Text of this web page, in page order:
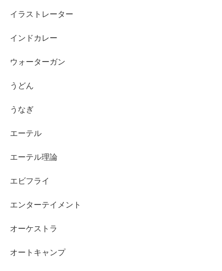
イラストレーター
インドカレー
ウォーターガン
うどん
うなぎ
エーテル
エーテル理論
エビフライ
エンターテイメント
オーケストラ
オートキャンプ